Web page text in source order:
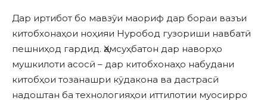
Дар иртибот бо мавзӯи маориф дар бораи вазъи
китобхонаҳои ноҳияи Нуробод гузориши навбатӣ
пешниҳод гардид. Ҳамсуҳбатон дар наворҳо
мушкилоти асосӣ – дар китобхонаҳо набудани
китобҳои тозанашри кӯдакона ва дастрасӣ
надоштан ба технологияҳои иттилотии муосирро